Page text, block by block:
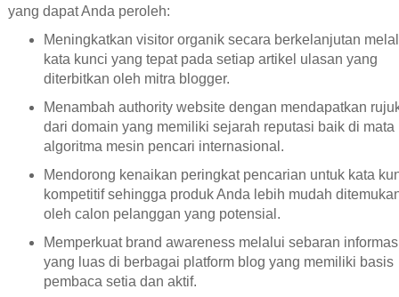
yang dapat Anda peroleh:
Meningkatkan visitor organik secara berkelanjutan
kata kunci yang tepat pada setiap artikel ulasan yang
diterbitkan oleh mitra blogger.
Menambah authority website dengan mendapatkan
dari domain yang memiliki sejarah reputasi baik di mata
algoritma mesin pencari internasional.
Mendorong kenaikan peringkat pencarian untuk kata
kompetitif sehingga produk Anda lebih mudah
oleh calon pelanggan yang potensial.
Memperkuat brand awareness melalui sebaran
yang luas di berbagai platform blog yang memiliki basis
pembaca setia dan aktif.